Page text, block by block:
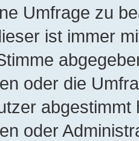
Umfrage zu
ist immer
oder die
oder